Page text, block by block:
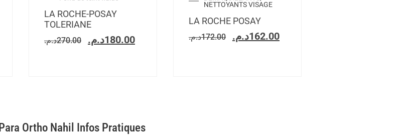
LA ROCHE-POSAY
TOLERIANE
270.00د.م. 180.00د.م.
NETTOYANTS VISAGE
LA ROCHE POSAY
172.00د.م. 162.00د.م.
Para Ortho Nahil Infos Pratiques